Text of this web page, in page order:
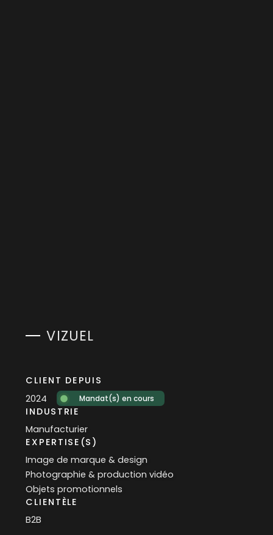
VIZUEL
CLIENT DEPUIS
2024
Mandat(s) en cours
INDUSTRIE
Manufacturier
EXPERTISE(S)
Image de marque & design
Photographie & production vidéo
Objets promotionnels
CLIENTÈLE
B2B